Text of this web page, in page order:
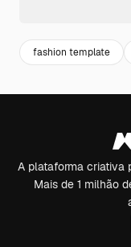
fashion template
A plataforma criativa
Mais de 1 milhão